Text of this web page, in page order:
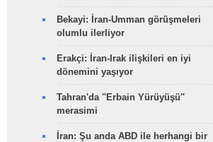
Bekayi: İran-Umman görüşmeleri
olumlu ilerliyor
Erakçi: İran-Irak ilişkileri en iyi
dönemini yaşıyor
Tahran'da ''Erbain Yürüyüşü''
merasimi
İran: Şu anda ABD ile herhangi bir